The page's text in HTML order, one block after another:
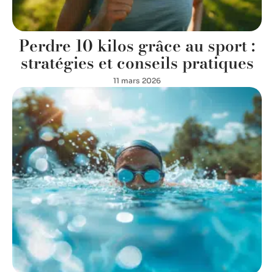
Perdre 10 kilos grâce au sport :
stratégies et conseils pratiques
11 mars 2026